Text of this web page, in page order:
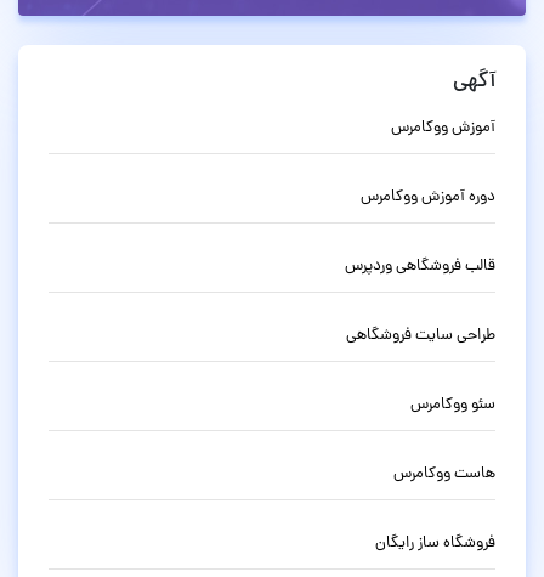
آگهی
آموزش ووکامرس
دوره آموزش ووکامرس
قالب فروشگاهی وردپرس
طراحی سایت فروشگاهی
سئو ووکامرس
هاست ووکامرس
فروشگاه ساز رایگان